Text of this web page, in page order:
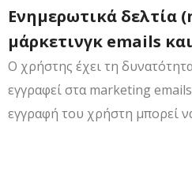
Ενημερωτικά δελτία
μάρκετινγκ emails
Ο χρήστης έχει τη
εγγραφεί στα marketing
εγγραφή του χρήστη μπορεί